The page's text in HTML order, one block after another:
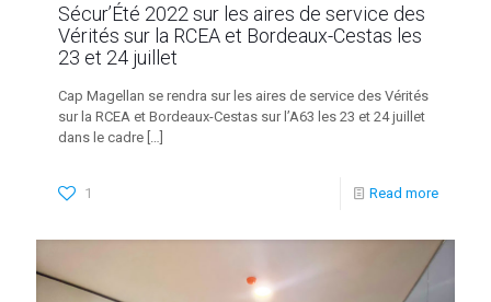
Sécur’Été 2022 sur les aires de service des
Vérités sur la RCEA et Bordeaux-Cestas les
23 et 24 juillet
Cap Magellan se rendra sur les aires de service des Vérités
sur la RCEA et Bordeaux-Cestas sur l’A63 les 23 et 24 juillet
dans le cadre […]
1 Read more